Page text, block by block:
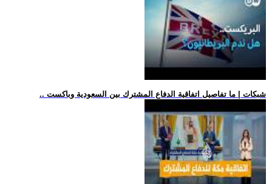
.. شبكات | ما تفاصيل اتفاقية الدفاع المشترك بين السعودية وباكست